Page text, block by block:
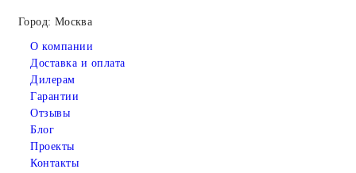
Город: Москва
О компании
Доставка и оплата
Дилерам
Гарантии
Отзывы
Блог
Проекты
Контакты